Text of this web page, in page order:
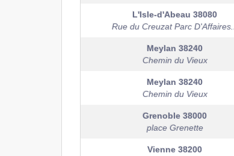
L'Isle-d'Abeau 38080
Rue du Creuzat Parc D'Affaires...
Meylan 38240
Chemin du Vieux
Meylan 38240
Chemin du Vieux
Grenoble 38000
place Grenette
Vienne 38200